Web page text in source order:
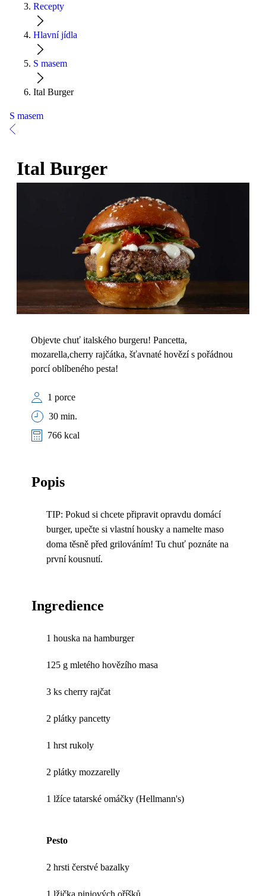
Recepty
Hlavní jídla
S masem
Ital Burger
S masem
Ital Burger
Objevte chuť italského burgeru! Pancetta,
mozarella,cherry rajčátka, šťavnaté hovězí s pořádnou
porcí oblíbeného pesta!
1 porce
30 min.
766 kcal
Popis
TIP: Pokud si chcete připravit opravdu domácí
burger, upečte si vlastní housky a namelte maso
doma těsně před grilováním! Tu chuť poznáte na
první kousnutí.
Ingredience
1 houska na hamburger
125 g mletého hovězího masa
3 ks cherry rajčat
2 plátky pancetty
1 hrst rukoly
2 plátky mozzarelly
1 lžíce tatarské omáčky (Hellmann's)
Pesto
2 hrsti čerstvé bazalky
1 lžička piniových oříšků